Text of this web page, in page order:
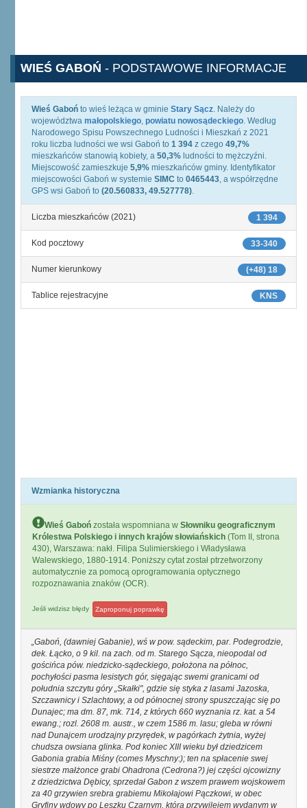
WIEŚ GABOŃ - PODSTAWOWE INFORMACJE
Wieś Gaboń to wieś leżąca w gminie Stary Sącz. Należy do
województwa małopolskiego, powiatu nowosądeckiego. Według
Narodowego Spisu Powszechnego Ludności i Mieszkań z 2021
roku liczba ludności we wsi Gaboń to 1 394 z czego 49,7%
mieszkańców stanowią kobiety, a 50,3% ludności to mężczyźni.
Miejscowość zamieszkuje 5,9% mieszkańców gminy. Identyfikator
miejscowości Gaboń w systemie SIMC to 0465443, a współrzędne
GPS wsi Gaboń to (20.560833, 49.527778).
1 394
Liczba mieszkańców (2021)
33-340
Kod pocztowy
(+48) 18
Numer kierunkowy
KNS
Tablice rejestracyjne
Wzmianka historyczna
Wieś Gaboń została wspomniana w Słowniku geograficznym
Królestwa Polskiego i innych krajów słowiańskich (Tom II, strona
430), Warszawa: nakł. Filipa Sulimierskiego i Władysława
Walewskiego, 1880-1914. Poniższy cytat został ptrzetworzony
automatycznie za pomocą oprogramowania optycznego
rozpoznawania znaków (OCR).
Jeśli widzisz błędy Zaproponuj poprawkę
Gaboń, (dawniej Gabanie), wś w pow. sądeckim, par. Podegrodzie,
dek. Łącko, o 9 kil. na zach. od m. Starego Sącza, nieopodal od
gościńca pów. niedzicko-sądeckiego, położona na północ,
pochyłości pasma lesistych gór, sięgając swemi granicami od
południa szczytu góry „Skałki", gdzie się styka z lasami Jazoska,
Szczawnicy i Szlachtowy, a od północnej strony spuszczając się po
Dunajec; ma dm. 87, mk. 714, z których 660 wyznania rz. kat. a 54
ewang.; rozl. 2608 m. austr., w czem 1586 m. lasu; gleba w równi
nad Dunajcem urodzajny przyrędek, w pagórkach żytnia, wyżej
chudsza owsiana glinka. Pod koniec XIII wieku był dziedzicem
Gabonia grabia Miśny (comes Myschny:); ten na spłacenie swej
siestrze małżonce grabi Ohadrona (Cedrona?) jej części ojcowizny
z dziedzictwa Dębicy, sprzedał Gabon z wszem prawem wojskowem
za 40 grzywien srebra grabiemu Mikołajowi Pączkowi, w obec
Gryfiny wdowy po Leszku Czarnym, która przywilejem wydanym w